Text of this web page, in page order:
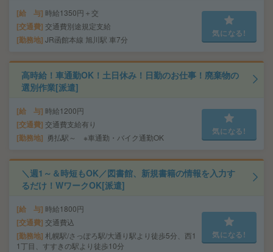
給 与 時給1350円＋交
交通費 交通費別途規定支給
勤務地 JR函館本線 旭川駅 車7分
気になる!
高時給！車通勤OK！土日休み！日勤のお仕事！廃棄物の
選別作業[派遣]
給 与 時給1200円
交通費 交通費支給有り
勤務地 勇払駅～ ※車通勤・バイク通勤OK
気になる!
＼週1～＆時短もOK／図書館、新規書籍の情報を入力す
るだけ！WワークOK[派遣]
給 与 時給1800円
交通費 交通費込
勤務地 札幌駅/さっぽろ駅/大通り駅より徒歩5分、西1
1丁目、すすきの駅より徒歩10分
気になる!